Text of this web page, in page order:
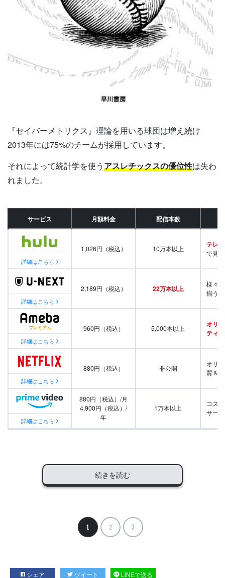
『セイバーメトリクス』理論を用いる球団は増え続け
2013年には75%のチームが採用しています。
それによって統計学を使うアスレチックスの優位性は失わ
れました。
サービス 月額料金 配信本数
詳細はこちら
1,026円（税込） 10万本以上 テレビ
で見
詳細はこちら
2,189円（税込） 22万本以上
様々
揃う
詳細はこちら
960円（税込） 5,000本以上
オリ
ティ
詳細はこちら
880円（税込） 非公開
オリ
質＆
詳細はこちら
880円（税込）/月
4,900円（税込）/
年
1万本以上
コス
サー
続きを読む
1 2 3
シェア ツイート LINEで送る